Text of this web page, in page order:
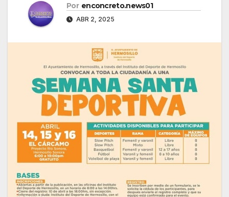
Por enconcreto.news01
ABR 2, 2025